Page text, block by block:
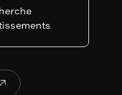

potentiellement plus
élevée
POLITIQUE